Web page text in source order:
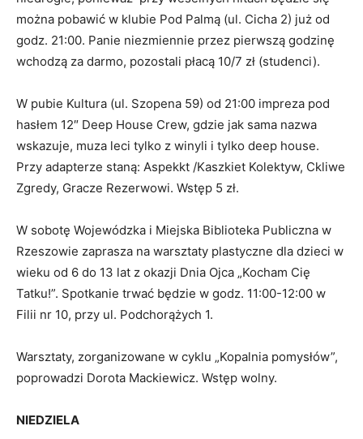
można pobawić w klubie Pod Palmą (ul. Cicha 2) już od
godz. 21:00. Panie niezmiennie przez pierwszą godzinę
wchodzą za darmo, pozostali płacą 10/7 zł (studenci).
W pubie Kultura (ul. Szopena 59) od 21:00 impreza pod
hasłem 12″ Deep House Crew, gdzie jak sama nazwa
wskazuje, muza leci tylko z winyli i tylko deep house.
Przy adapterze staną: Aspekkt /Kaszkiet Kolektyw, Ckliwe
Zgredy, Gracze Rezerwowi. Wstęp 5 zł.
W sobotę Wojewódzka i Miejska Biblioteka Publiczna w
Rzeszowie zaprasza na warsztaty plastyczne dla dzieci w
wieku od 6 do 13 lat z okazji Dnia Ojca „Kocham Cię
Tatku!”. Spotkanie trwać będzie w godz. 11:00-12:00 w
Filii nr 10, przy ul. Podchorążych 1.
Warsztaty, zorganizowane w cyklu „Kopalnia pomysłów”,
poprowadzi Dorota Mackiewicz. Wstęp wolny.
NIEDZIELA